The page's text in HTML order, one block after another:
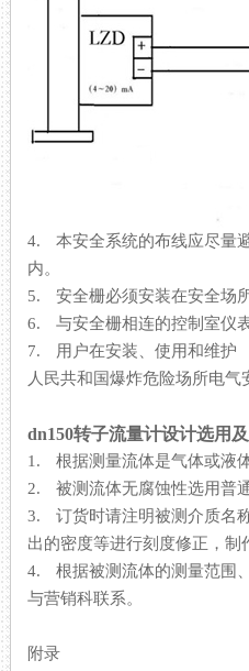
4. 本安全系统的布线应尽量
内。
5. 安全栅必须安装在安全场所
6. 与安全栅相连的控制室仪
7. 用户在安装、使用和维
人民共和国爆炸危险场所电气安
dn150转子流量计设计选用
1. 根据测量流体是气体或液体
2. 被测流体无腐蚀性选用普通
3. 订货时请注明被测介质名称
出的密度等进行刻度修正，
4. 根据被测流体的测量范围、
与营销科联系。
附录